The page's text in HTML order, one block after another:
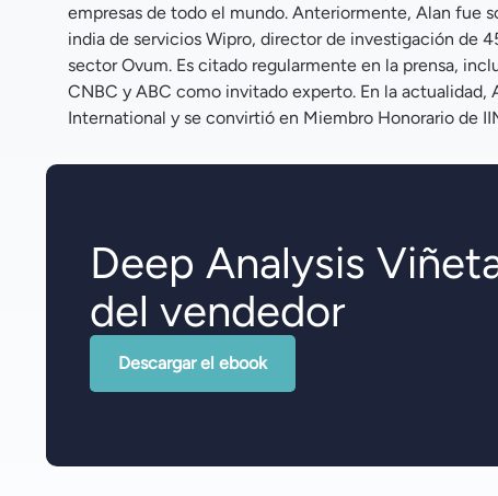
empresas de todo el mundo. Anteriormente, Alan fue
india de servicios Wipro, director de investigación de
sector Ovum. Es citado regularmente en la prensa,
CNBC y ABC como invitado experto. En la
International y se convirtió en Miembro Honorario de
Deep Analysis
del vendedor
Descargar el ebook